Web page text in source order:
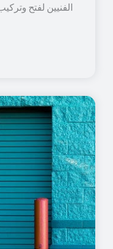
الفنيين لفتح